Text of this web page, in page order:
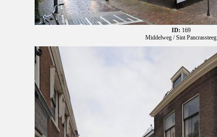
ID: 169
Middelweg / Sint Pancrassteeg